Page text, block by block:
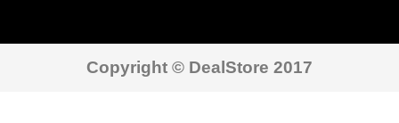
Copyright © DealStore 2017